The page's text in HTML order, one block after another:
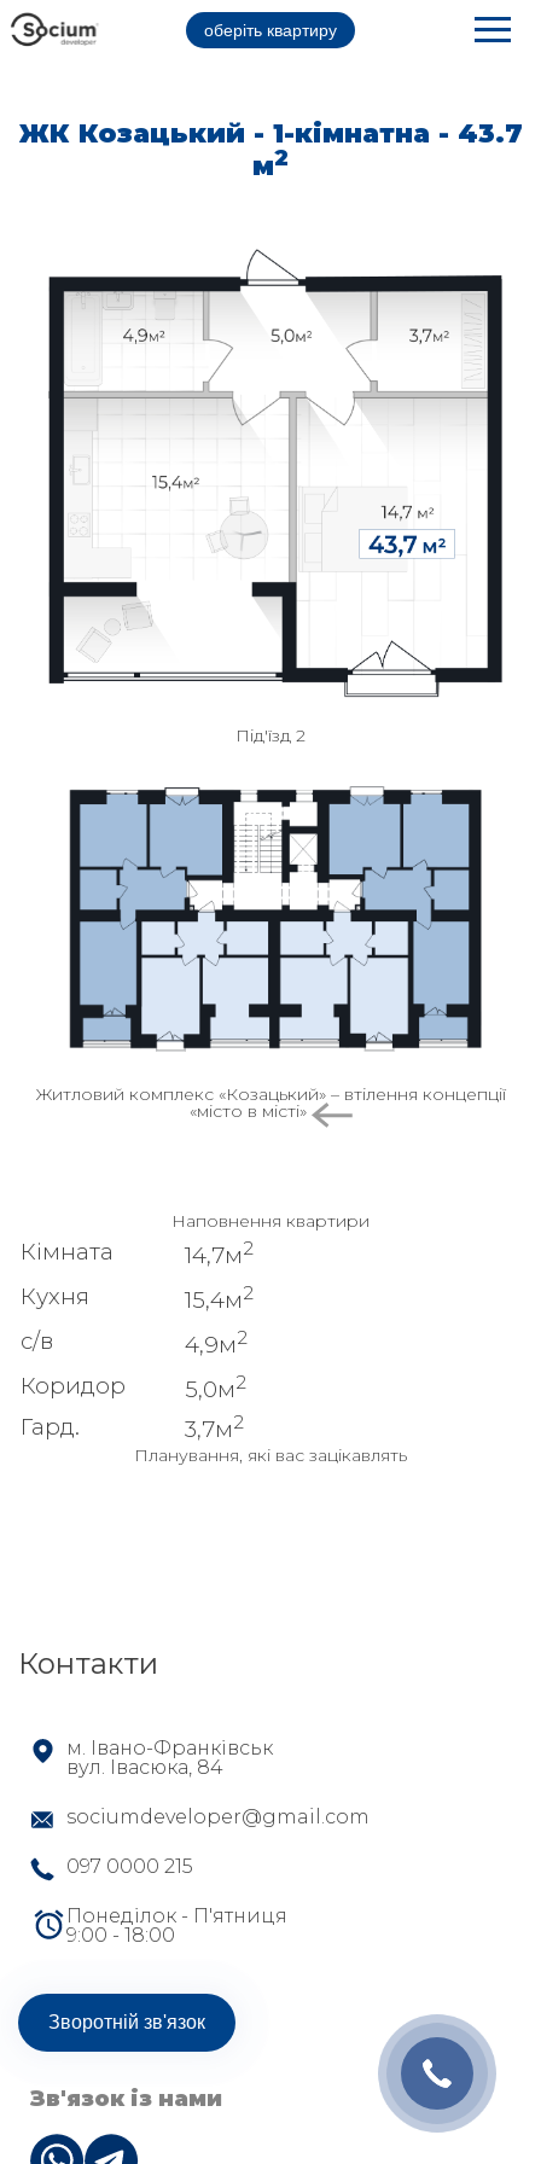
оберіть квартиру
ЖК Козацький - 1-кімнатна - 43.7
м2
Під'їзд 2
Житловий комплекс «Козацький» – втілення концепції
«місто в місті»
Наповнення квартири
Кімната 14,7м2
Кухня 15,4м2
с/в 4,9м2
Коридор 5,0м2
Гард. 3,7м2
Планування, які вас зацікавлять
Контакти
м. Івано-Франківськ
вул. Івасюка, 84
sociumdeveloper@gmail.com
097 0000 215
Понеділок - П'ятниця
9:00 - 18:00
Зворотній зв'язок
Зв'язок із нами